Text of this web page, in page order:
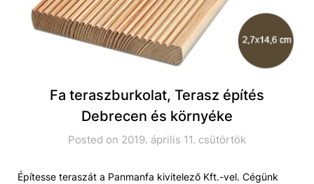
Fa teraszburkolat, Terasz építés
Debrecen és környéke
Posted on 2019. április 11. csütörtök
Építesse teraszát a Panmanfa kivitelező Kft.-vel. Cégünk